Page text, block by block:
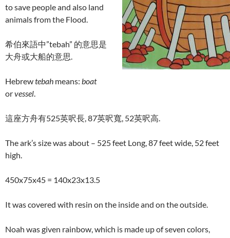
to save people and also land
animals from the Flood.
希伯來語中”tebah” 的意思是
大舟或大船的意思.
Hebrewtebah means: boat
orvessel.
這座方舟有525英呎長, 87英呎寬, 52英呎高.
The ark’s size was about – 525 feet Long, 87 feet wide, 52 feet
high.
450x75x45 = 140x23x13.5
It was covered with resin on the inside and on the outside.
Noah was given rainbow, which is made up of seven colors,